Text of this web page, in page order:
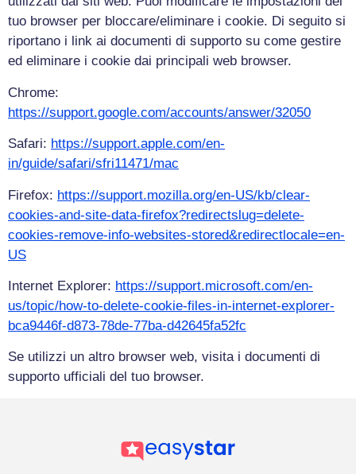
tuo browser per bloccare/eliminare i cookie. Di seguito si
riportano i link ai documenti di supporto su come gestire
ed eliminare i cookie dai principali web browser.
Chrome:
https://support.google.com/accounts/answer/32050
Safari: https://support.apple.com/en-
in/guide/safari/sfri11471/mac
Firefox: https://support.mozilla.org/en-US/kb/clear-
cookies-and-site-data-firefox?redirectslug=delete-
cookies-remove-info-websites-stored&redirectlocale=en-
US
Internet Explorer: https://support.microsoft.com/en-
us/topic/how-to-delete-cookie-files-in-internet-explorer-
bca9446f-d873-78de-77ba-d42645fa52fc
Se utilizzi un altro browser web, visita i documenti di
supporto ufficiali del tuo browser.